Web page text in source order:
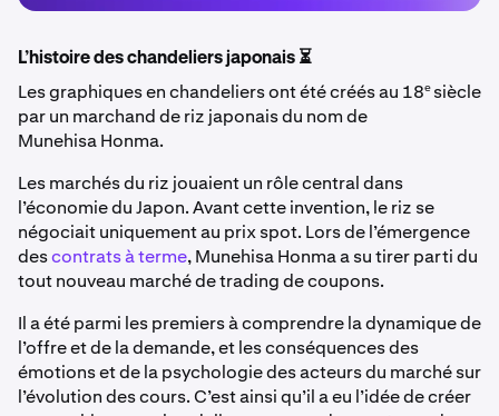
L’histoire des chandeliers japonais ⏳
Les graphiques en chandeliers ont été créés au 18e siècle
par un marchand de riz japonais du nom de
Munehisa Honma.
Les marchés du riz jouaient un rôle central dans
l’économie du Japon. Avant cette invention, le riz se
négociait uniquement au prix spot. Lors de l’émergence
descontrats à terme, Munehisa Honma a su tirer parti du
tout nouveau marché de trading de coupons.
Il a été parmi les premiers à comprendre la dynamique de
l’offre et de la demande, et les conséquences des
émotions et de la psychologie des acteurs du marché sur
l’évolution des cours. C’est ainsi qu’il a eu l’idée de créer